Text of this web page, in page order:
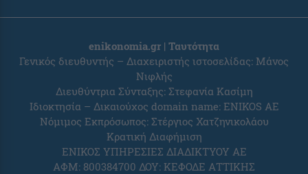
enikonomia.gr | Ταυτότητα
Γενικός διευθυντής – Διαχειριστής ιστοσελίδας: Μάνος
Νιφλής
Διευθύντρια Σύνταξης: Στεφανία Κασίμη
Ιδιοκτησία – Δικαιούχος domain name: ENIKOS AE
Νόμιμος Εκπρόσωπος: Στέργιος Χατζηνικολάου
Κρατική Διαφήμιση
ΕΝΙΚΟΣ ΥΠΗΡΕΣΙΕΣ ΔΙΑΔΙΚΤΥΟΥ ΑΕ
ΑΦΜ: 800384700 ΔΟΥ: ΚΕΦΟΔΕ ΑΤΤΙΚΗΣ